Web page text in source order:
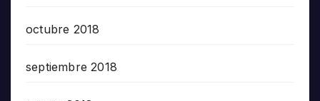
octubre 2018
septiembre 2018